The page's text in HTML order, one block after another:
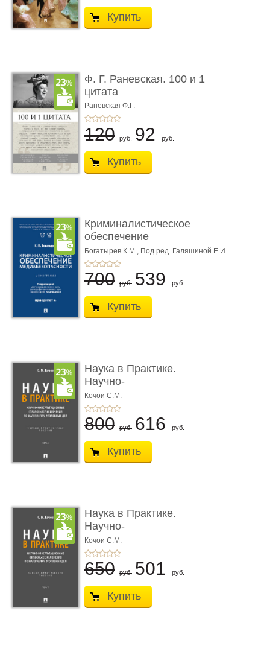
Купить
Ф. Г. Раневская. 100 и 1
цитата
Раневская Ф.Г.
120 руб. 92 руб.
Купить
Криминалистическое
обеспечение
медиабезопас� ...
Богатырев К.М., Под ред. Галяшиной Е.И.
700 руб. 539 руб.
Купить
Наука в Практике.
Научно-
консультационные (пра
...
Кочои С.М.
800 руб. 616 руб.
Купить
Наука в Практике.
Научно-
консультационные (пра
...
Кочои С.М.
650 руб. 501 руб.
Купить